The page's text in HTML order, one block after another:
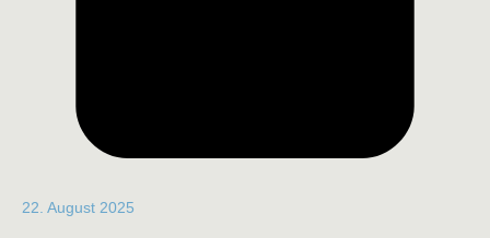
22. August 2025